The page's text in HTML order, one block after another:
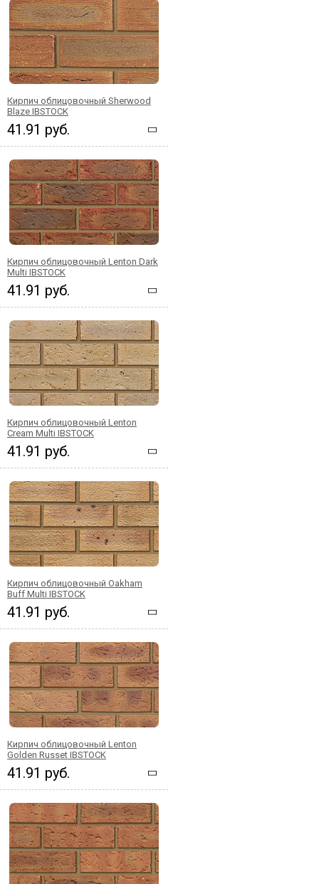
Кирпич облицовочный Sherwood
Blaze IBSTOCK
41.91 руб.
Кирпич облицовочный Lenton Dark
Multi IBSTOCK
41.91 руб.
Кирпич облицовочный Lenton
Cream Multi IBSTOCK
41.91 руб.
Кирпич облицовочный Oakham
Buff Multi IBSTOCK
41.91 руб.
Кирпич облицовочный Lenton
Golden Russet IBSTOCK
41.91 руб.